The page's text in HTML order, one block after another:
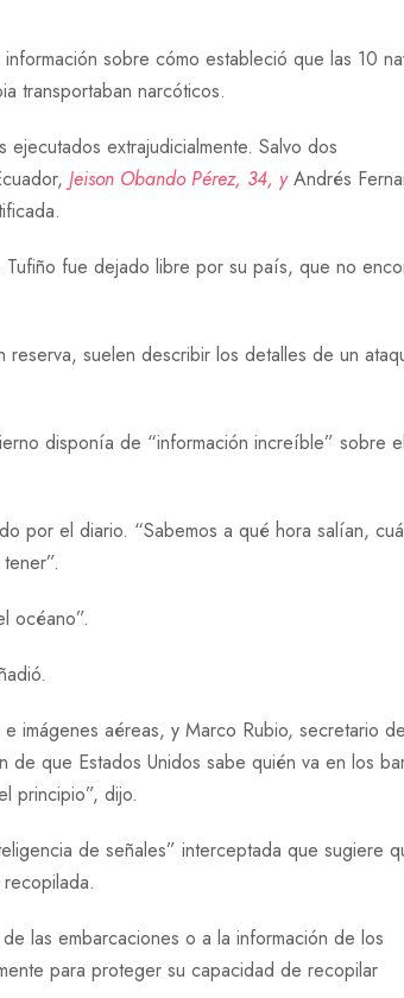
sobre cómo estableció que las 10
transportaban narcóticos.
extrajudicialmente. Salvo dos
Jeison Obando Pérez, 34, yAndrés
fue dejado libre por su país, que no
suelen describir los detalles de un
disponía de “información increíble” sobre
por el diario. “Sabemos a qué hora salían,
océano”.
imágenes aéreas, y Marco Rubio, secretario
que Estados Unidos sabe quién va en los
principio”, dijo.
de señales” interceptada que sugiere
las embarcaciones o a la información de los
para proteger su capacidad de recopilar